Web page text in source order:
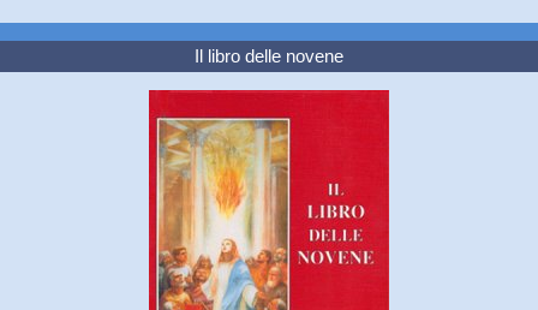
Il libro delle novene